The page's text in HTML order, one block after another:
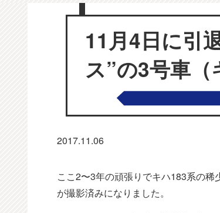
11月4日に引
ス”の3号車（
2017.11.06
ここ2〜3年の頑張りでキハ183系の
が撮影済みになりました。